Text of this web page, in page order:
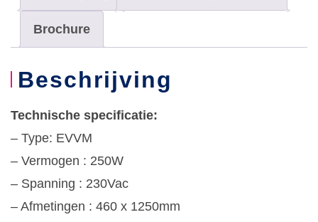
Brochure
Beschrijving
Technische specificatie:
– Type: EVVM
– Vermogen : 250W
– Spanning : 230Vac
– Afmetingen : 460 x 1250mm